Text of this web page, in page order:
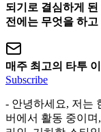
되기로 결심하게
전에는 무엇을 하고
매주 최고의 타투 이
Subscribe
- 안녕하세요, 저는
버에서 활동 중이